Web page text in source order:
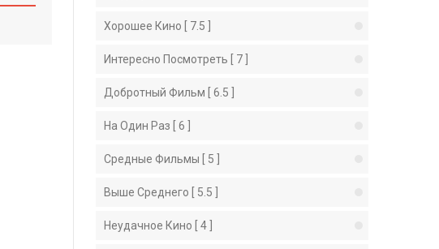
Хорошее Кино [ 7.5 ]
Интересно Посмотреть [ 7 ]
Добротный Фильм [ 6.5 ]
На Один Раз [ 6 ]
Средные Фильмы [ 5 ]
Выше Среднего [ 5.5 ]
Неудачное Кино [ 4 ]